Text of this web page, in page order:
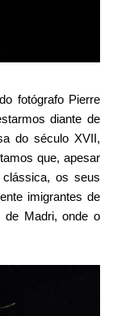
fotógrafo Pierre
diante de
do século XVII,
que, apesar
os seus
imigrantes de
de Madri, onde o